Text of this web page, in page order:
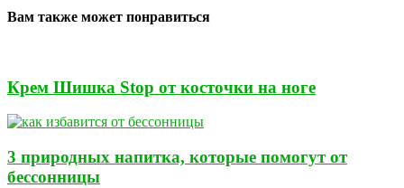
Вам также может понравиться
Крем Шишка Stop от косточки на ноге
3 природных напитка, которые помогут от
бессонницы